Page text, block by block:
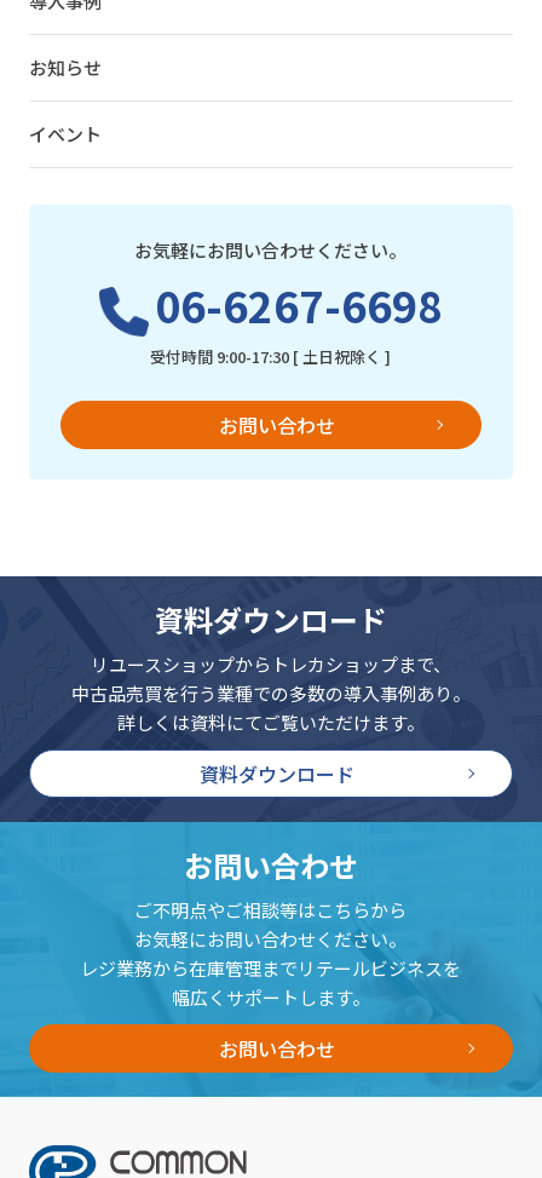
お知らせ
イベント
お気軽にお問い合わせください。
06-6267-6698
受付時間 9:00-17:30 [ 土日祝除く ]
お問い合わせ
資料ダウンロード
リユースショップからトレカショップまで、
中古品売買を行う業種での多数の導入事例あり。
詳しくは資料にてご覧いただけます。
資料ダウンロード
お問い合わせ
ご不明点やご相談等はこちらから
お気軽にお問い合わせください。
レジ業務から在庫管理までリテールビジネスを
幅広くサポートします。
お問い合わせ